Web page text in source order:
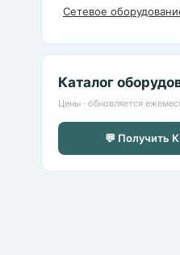
Сетевое
Каталог
Цены · обновляется
💬 Получить